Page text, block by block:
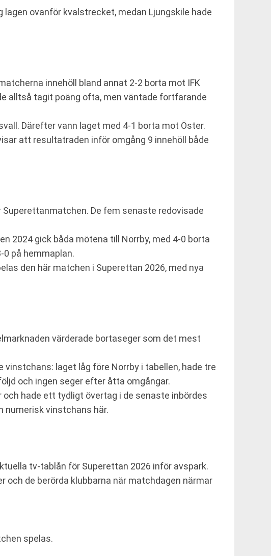
ovanför kvalstrecket, medan Ljungskile hade
innehöll bland annat 2-2 borta mot IFK
alltså tagit poäng ofta, men väntade fortfarande
Därefter vann laget med 4-1 borta mot Öster.
att resultatraden inför omgång 9 innehöll både
Superettanmatchen. De fem senaste redovisade
2024 gick båda mötena till Norrby, med 4-0 borta
0 på hemmaplan.
den här matchen i Superettan 2026, med nya
värderade bortaseger som det mest
laget låg före Norrby i tabellen, hade tre
och ingen seger efter åtta omgångar.
hade ett tydligt övertag i de senaste inbördes
numerisk vinstchans här.
tv-tablån för Superettan 2026 inför avspark.
de berörda klubbarna när matchdagen närmar
spelas.